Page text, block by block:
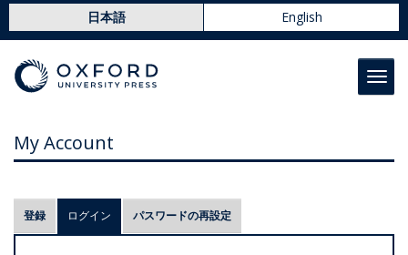
日本語 English
My Account
プ
ラ
登録 ログイン (アクティブなタブ)
パスワードの再設定